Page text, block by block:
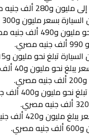
ألف جنيه مصري.
بسعر مليون و300 ألف جنيه مصري.
ألف جنيه مصري.
تبلغ نحو مليون و15 ألف جنيه مصري.
مليون و40 ألف جنيه مصري.
و400 ألف جنيه مصري.
و420 ألف جنيه مصري.